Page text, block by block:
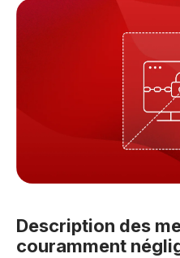
Description des
couramment